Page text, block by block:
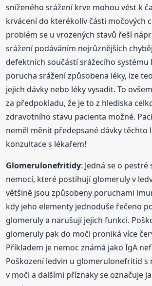
sníženého srážení krve mohou vést k
krvácení do kterékoliv části močových
problém se u vrozených stavů řeší
srážení podáváním nejrůznějších
defektních součástí srážecího systému
porucha srážení způsobena léky, lze
jejich dávky nebo léky vysadit. To
za předpokladu, že je to z hlediska
zdravotního stavu pacienta možné.
neměl měnit předepsané dávky těchto
konzultace s lékařem!
Glomerulonefritidy: Jedná se o
nemocí, které postihují glomeruly v
většině jsou způsobeny poruchami
kdy jeho elementy jednoduše řečeno
glomeruly a narušují jejich funkci.
glomeruly pak do moči proniká více
Příkladem je nemoc známá jako IgA
Poškození ledvin u glomerulonefritid s
v moči a dalšími příznaky se označuje